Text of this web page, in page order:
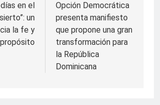
en el
un
la fe y
Opción Democrática
presenta manifiesto
que propone una gran
transformación para
la República
Dominicana